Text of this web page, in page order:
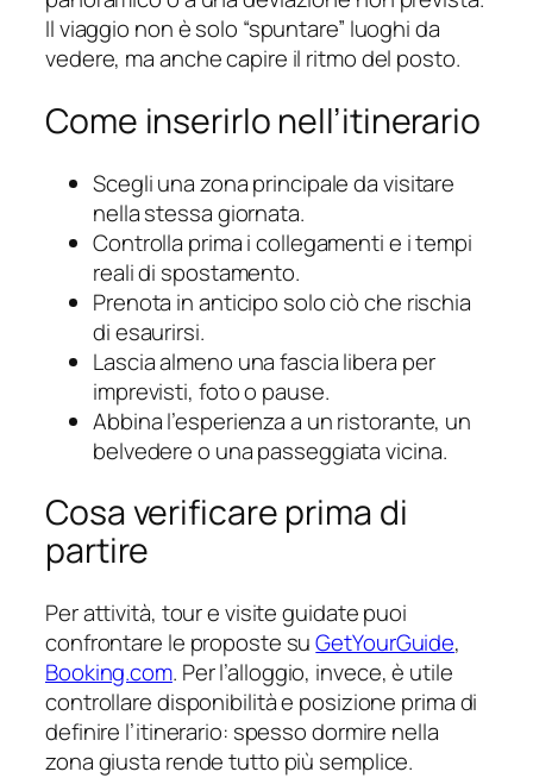
Il viaggio non è solo “spuntare” luoghi da
vedere, ma anche capire il ritmo del posto.
Come inserirlo nell’itinerario
Scegli una zona principale da visitare
nella stessa giornata.
Controlla prima i collegamenti e i tempi
reali di spostamento.
Prenota in anticipo solo ciò che rischia
di esaurirsi.
Lascia almeno una fascia libera per
imprevisti, foto o pause.
Abbina l’esperienza a un ristorante, un
belvedere o una passeggiata vicina.
Cosa verificare prima di
partire
Per attività, tour e visite guidate puoi
confrontare le proposte suGetYourGuide,
Booking.com. Per l’alloggio, invece, è utile
controllare disponibilità e posizione prima di
definire l’itinerario: spesso dormire nella
zona giusta rende tutto più semplice.